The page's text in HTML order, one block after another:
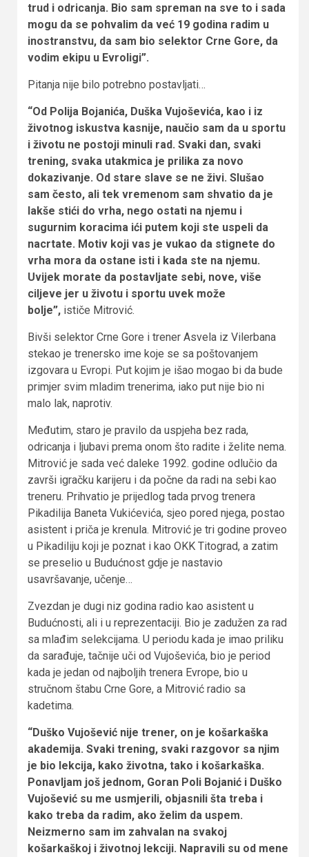
trud i odricanja. Bio sam spreman na sve to i sada
mogu da se pohvalim da već 19 godina radim u
inostranstvu, da sam bio selektor Crne Gore, da
vodim ekipu u Evroligi”.
Pitanja nije bilo potrebno postavljati…
“Od Polija Bojanića, Duška Vujoševića, kao i iz
životnog iskustva kasnije, naučio sam da u sportu
i životu ne postoji minuli rad. Svaki dan, svaki
trening, svaka utakmica je prilika za novo
dokazivanje. Od stare slave se ne živi. Slušao
sam često, ali tek vremenom sam shvatio da je
lakše stići do vrha, nego ostati na njemu i
sugurnim koracima ići putem koji ste uspeli da
nacrtate. Motiv koji vas je vukao da stignete do
vrha mora da ostane isti i kada ste na njemu.
Uvijek morate da postavljate sebi, nove, više
ciljeve jer u životu i sportu uvek može
bolje”, ističe Mitrović.
Bivši selektor Crne Gore i trener Asvela iz Vilerbana
stekao je trenersko ime koje se sa poštovanjem
izgovara u Evropi. Put kojim je išao mogao bi da bude
primjer svim mladim trenerima, iako put nije bio ni
malo lak, naprotiv.
Međutim, staro je pravilo da uspjeha bez rada,
odricanja i ljubavi prema onom što radite i želite nema.
Mitrović je sada već daleke 1992. godine odlučio da
završi igračku karijeru i da počne da radi na sebi kao
treneru. Prihvatio je prijedlog tada prvog trenera
Pikadilija Baneta Vukićevića, sjeo pored njega, postao
asistent i priča je krenula. Mitrović je tri godine proveo
u Pikadiliju koji je poznat i kao OKK Titograd, a zatim
se preselio u Budućnost gdje je nastavio
usavršavanje, učenje…
Zvezdan je dugi niz godina radio kao asistent u
Budućnosti, ali i u reprezentaciji. Bio je zadužen za rad
sa mlađim selekcijama. U periodu kada je imao priliku
da sarađuje, tačnije uči od Vujoševića, bio je period
kada je jedan od najboljih trenera Evrope, bio u
stručnom štabu Crne Gore, a Mitrović radio sa
kadetima.
“Duško Vujošević nije trener, on je košarkaška
akademija. Svaki trening, svaki razgovor sa njim
je bio lekcija, kako životna, tako i košarkaška.
Ponavljam još jednom, Goran Poli Bojanić i Duško
Vujošević su me usmjerili, objasnili šta treba i
kako treba da radim, ako želim da uspem.
Neizmerno sam im zahvalan na svakoj
košarkaškoj i životnoj lekciji. Napravili su od mene